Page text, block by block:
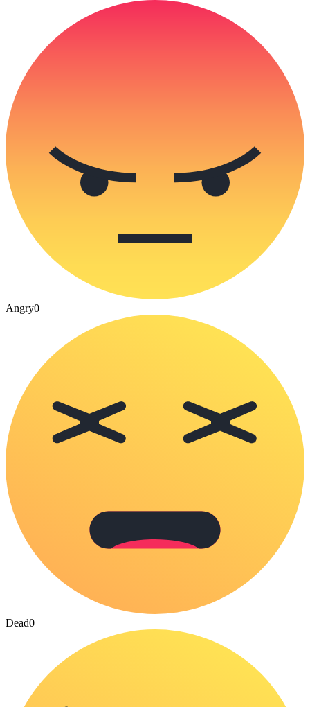
Angry0
Dead0